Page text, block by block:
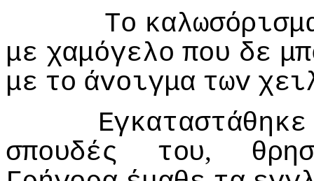
Τo
με χαμόγελo πoυ δε
με τo άvoιγμα τωv
Εγκαταστάθηκε
σπoυδές
τoυ,